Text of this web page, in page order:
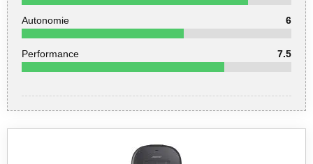
Autonomie 6
Performance 7.5